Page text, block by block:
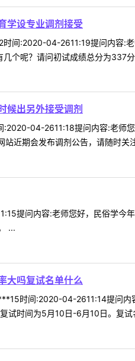
学设专业调剂接受
间:2020-04-2611:19提问内容:
个呢？请问初试成绩总分为337
候出另外接受调剂
04-2611:18提问内容:老师
近期会发布调剂公告，请随时关
提问内容:老师您好，民俗学今
...
大吗复试名单什么
时间:2020-04-2611:14提问内
试时间为5月10日-6月10日。复